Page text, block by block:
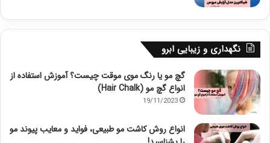
نگهداری و زیبایی ابرو
گچ مو یا رنگ موی موقت چیست؟ آموزش استفاده از
انواع گچ مو (Hair Chalk)
19/11/2023
انواع روش کاشت مو طبیعی، فواید و معایب پیوند مو